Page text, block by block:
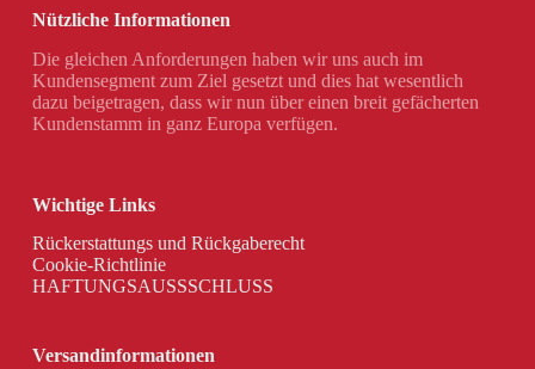
Nützliche Informationen
Die gleichen Anforderungen haben wir uns auch im
Kundensegment zum Ziel gesetzt und dies hat wesentlich
dazu beigetragen, dass wir nun über einen breit gefächerten
Kundenstamm in ganz Europa verfügen.
Wichtige Links
Rückerstattungs und Rückgaberecht
Cookie-Richtlinie
HAFTUNGSAUSSSCHLUSS
Versandinformationen